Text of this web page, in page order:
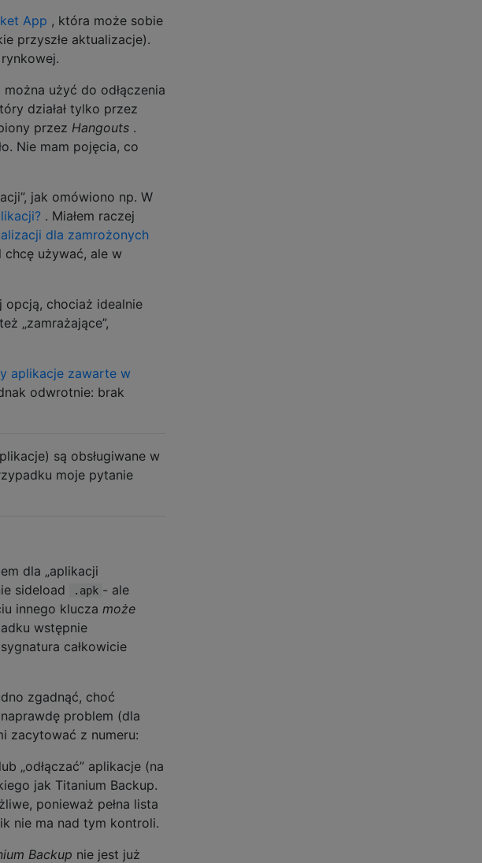
App , która może sobie
przyszłe aktualizacje).
użyć do odłączenia
działał tylko przez
przez Hangouts .
Nie mam pojęcia, co
jak omówiono np. W
. Miałem raczej
dla zamrożonych
chcę używać, ale w
chociaż idealnie
„zamrażające”,
aplikacje zawarte w
odwrotnie: brak
są obsługiwane w
moje pytanie
dla „aplikacji
sideload
.apk - ale
innego klucza może
wstępnie
całkowicie
zgadnąć, choć
problem (dla
zacytować z numeru:
„odłączać” aplikacje (na
jak Titanium Backup.
ponieważ pełna lista
nie ma nad tym kontroli.
Backup nie jest już